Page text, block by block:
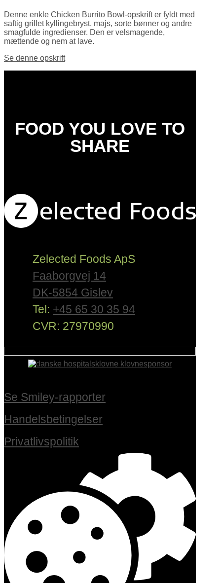
Denne enkle Chicken Burrito Bowl-opskrift er fyldt med
saftig grillet kyllinge­bryst, majs, sorte bønner og andre
smagfulde ingredi­enser. Den er velsmagende,
mættende og nem at lave.
Se denne opskrift
FOOD YOU LOVE TO
SHARE
Zelected Foods ApS
Faaborgvej 14
DK-5854 Gislev
Tel: +45 65 30 35 94
CVR: 27970990
Se Smiley-rapporter
Handelsbetingelser
Privatlivspolitik